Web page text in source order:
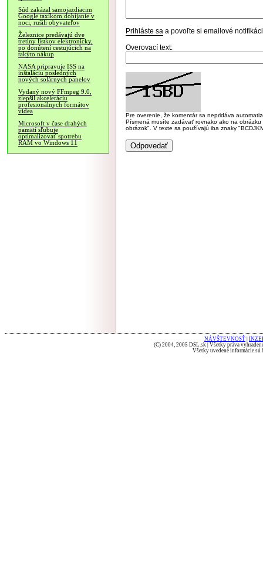
Súd zakázal samojazdiacim
Google taxíkom dobíjanie v
noci, rušili obyvateľov
Železnice predávajú dve
tretiny lístkov elektronicky,
po donútení cestujúcich na
takýto nákup
NASA pripravuje ISS na
inštaláciu posledných
nových solárnych panelov
Vydaný nový FFmpeg 9.0,
zlepšil akceleráciu
profesionálnych formátov
videa
Microsoft v čase drahých
pamätí sľubuje
optimalizovať spotrebu
RAM vo Windows 11
Prihláste sa a povoľte si emailové
Overovací text:
Pre overenie, že komentár sa nepridáva
Písmená musíte zadávať rovnako ako na
obrázok". V texte sa používajú iba znaky
NÁVŠTEVNOSŤ
(C) 2004, 2005 DSL.sk | Všetky práva
Všetky uvedené informácie sú